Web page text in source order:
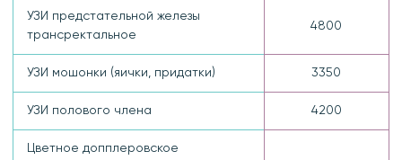
УЗИ предстательной железы
трансректальное
4800
УЗИ мошонки (яички, придатки) 3350
УЗИ полового члена 4200
Цветное допплеровское